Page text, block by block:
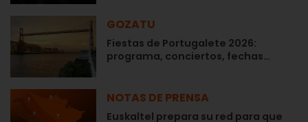
GOZATU
Fiestas de Portugalete 2026:
programa, conciertos, fechas…
NOTAS DE PRENSA
Euskaltel prepara su red para que